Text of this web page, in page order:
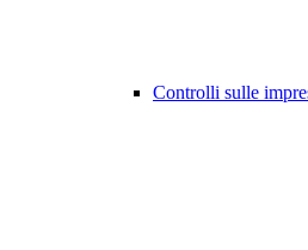
Controlli sulle